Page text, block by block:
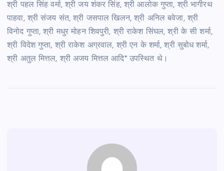
श्री पहल सिंह वर्मा, श्री जय शंकर सिंह, श्री आलोक गुप्ता, श्री भागीरथ
पाहवा, श्री संजय संत, श्री जसपाल खिलन, श्री अनिल बवेजा, श्री
विनोद गुप्ता, श्री मधुर मोहन शिवपुरी, श्री राकेश सिंघल, श्री के सी शर्मा,
श्री विदेश गुप्ता, श्री राकेश अग्रवाल, श्री एन के शर्मा, श्री सुबोध शर्मा,
श्री अतुल मित्तल, श्री अजय मित्तल आदि* उपस्थित थे।